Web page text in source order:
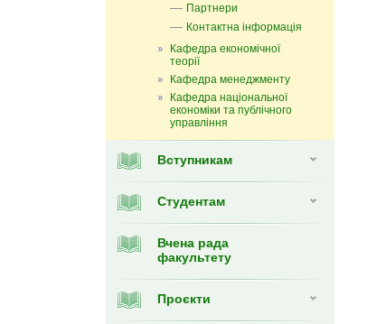
Партнери
Контактна інформація
Кафедра економічної
теорії
Кафедра менеджменту
Кафедра національної
економіки та публічного
управління
Вступникам
Студентам
Вчена рада
факультету
Проєкти